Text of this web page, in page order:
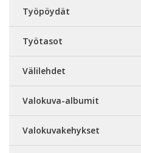
Työpöydät
Työtasot
Välilehdet
Valokuva-albumit
Valokuvakehykset